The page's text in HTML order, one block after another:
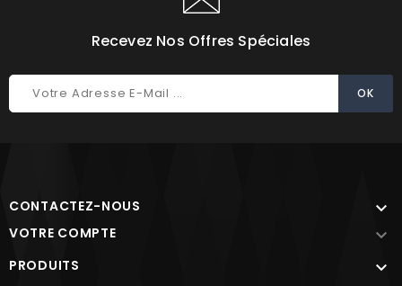
Recevez Nos Offres Spéciales
CONTACTEZ-NOUS 
VOTRE COMPTE 
PRODUITS 